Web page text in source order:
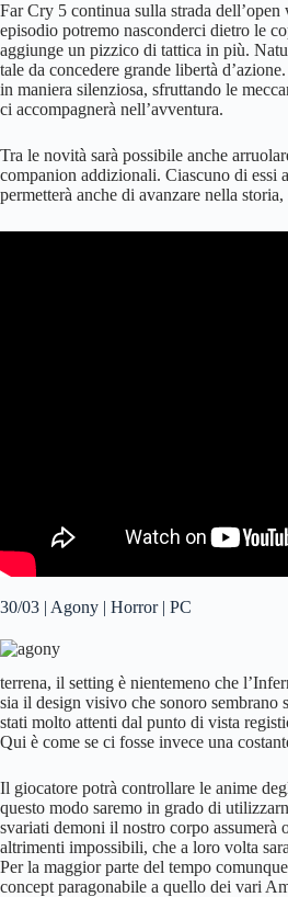
Far Cry 5 continua sulla strada
episodio potremo nasconderci dietro le
aggiunge un pizzico di tattica in più.
tale da concedere grande libertà
in maniera silenziosa, sfruttando le
ci accompagnerà nell’avventura.
Tra le novità sarà possibile anche
companion addizionali. Ciascuno di essi
permetterà anche di avanzare nella
30/03 | Agony | Horror | PC
terrena, il setting è nientemeno che
sia il design visivo che sonoro
stati molto attenti dal punto di vista
Qui è come se ci fosse invece una
Il giocatore potrà controllare le anime
questo modo saremo in grado di
svariati demoni il nostro corpo assumerà
altrimenti impossibili, che a loro volta
Per la maggior parte del tempo
concept paragonabile a quello dei vari